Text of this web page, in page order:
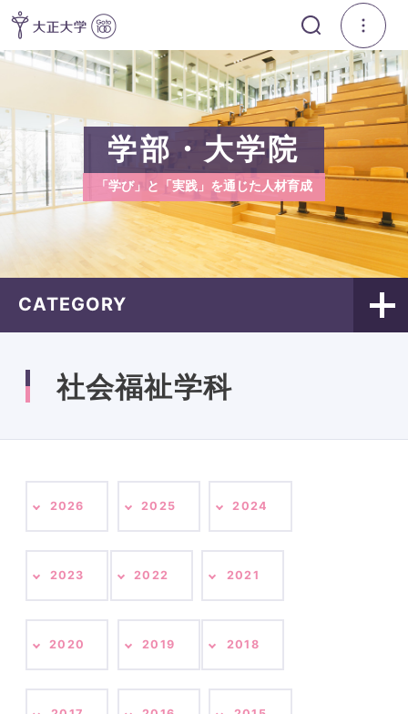
学部・大学院
「学び」と「実践」を通じた人材育成
CATEGORY
社会福祉学科
2026 2025 2024
2023 2022 2021
2020 2019 2018